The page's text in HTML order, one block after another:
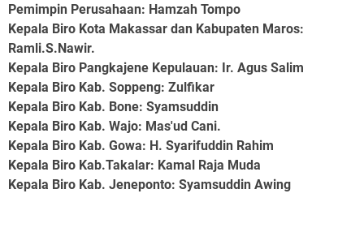
Pemimpin Perusahaan: Hamzah Tompo
Kepala Biro Kota Makassar dan Kabupaten Maros:
Ramli.S.Nawir.
Kepala Biro Pangkajene Kepulauan: Ir. Agus Salim
Kepala Biro Kab. Soppeng: Zulfikar
Kepala Biro Kab. Bone: Syamsuddin
Kepala Biro Kab. Wajo: Mas'ud Cani.
Kepala Biro Kab. Gowa: H. Syarifuddin Rahim
Kepala Biro Kab.Takalar: Kamal Raja Muda
Kepala Biro Kab. Jeneponto: Syamsuddin Awing